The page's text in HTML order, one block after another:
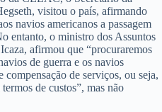
visitou o país, afirmando
navios americanos a passagem
entanto, o ministro dos Assuntos
afirmou que “procuraremos
de guerra e os navios
compensação de serviços, ou seja,
de custos”, mas não